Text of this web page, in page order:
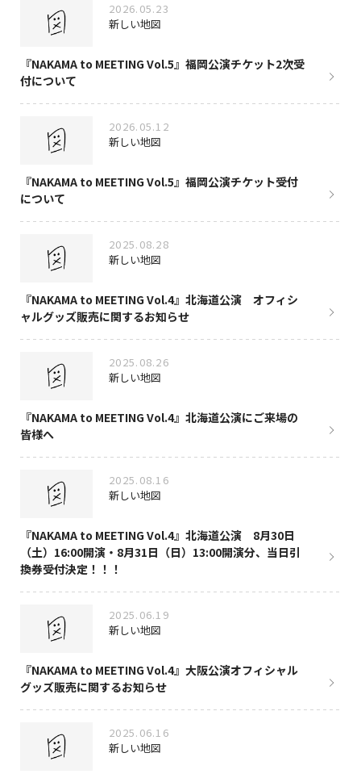
お問い合わせ
2026.05.23
新しい地図
『NAKAMA to MEETING Vol.5』福岡公演チケット2次受
付について
2026.05.12
新しい地図
『NAKAMA to MEETING Vol.5』福岡公演チケット受付
について
2025.08.28
新しい地図
『NAKAMA to MEETING Vol.4』北海道公演 オフィシ
ャルグッズ販売に関するお知らせ
2025.08.26
新しい地図
『NAKAMA to MEETING Vol.4』北海道公演にご来場の
皆様へ
2025.08.16
新しい地図
『NAKAMA to MEETING Vol.4』北海道公演 8月30日
（土）16:00開演・8月31日（日）13:00開演分、当日引
換券受付決定！！！
2025.06.19
新しい地図
『NAKAMA to MEETING Vol.4』大阪公演オフィシャル
グッズ販売に関するお知らせ
2025.06.16
新しい地図